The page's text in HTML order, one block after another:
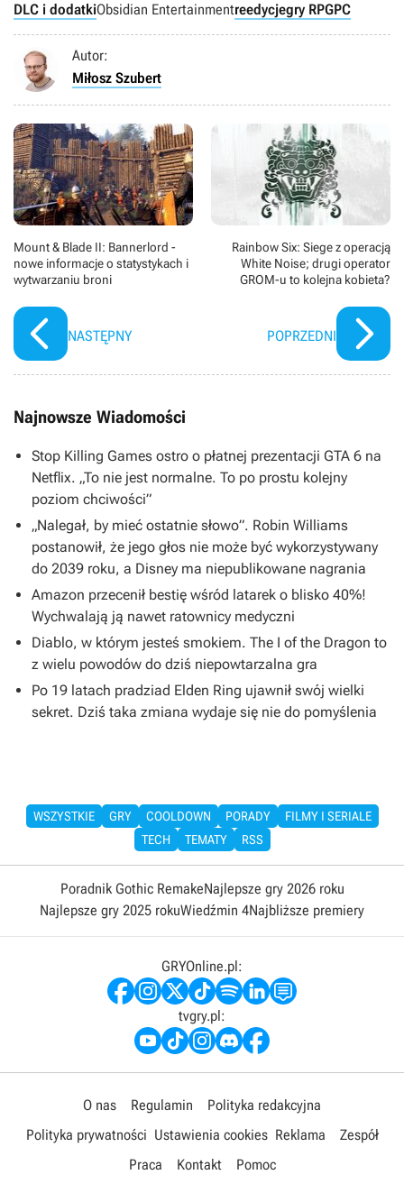
DLC i dodatkiObsidian Entertainmentreedycjegry RPGPC
Autor:
Miłosz Szubert
Mount & Blade II: Bannerlord -
nowe informacje o statystykach i
wytwarzaniu broni
NASTĘPNY
Rainbow Six: Siege z operacją
White Noise; drugi operator
GROM-u to kolejna kobieta?
POPRZEDNI
Najnowsze Wiadomości
Stop Killing Games ostro o płatnej prezentacji GTA 6 na
Netflix. „To nie jest normalne. To po prostu kolejny
poziom chciwości”
„Nalegał, by mieć ostatnie słowo”. Robin Williams
postanowił, że jego głos nie może być wykorzystywany
do 2039 roku, a Disney ma niepublikowane nagrania
Amazon przecenił bestię wśród latarek o blisko 40%!
Wychwalają ją nawet ratownicy medyczni
Diablo, w którym jesteś smokiem. The I of the Dragon to
z wielu powodów do dziś niepowtarzalna gra
Po 19 latach pradziad Elden Ring ujawnił swój wielki
sekret. Dziś taka zmiana wydaje się nie do pomyślenia
WSZYSTKIE GRY COOLDOWN PORADY
FILMY I SERIALE
TECH
TEMATY RSS
Poradnik Gothic RemakeNajlepsze gry 2026 roku
Najlepsze gry 2025 rokuWiedźmin 4Najbliższe premiery
GRYOnline.pl:
tvgry.pl:
O nas Regulamin
Polityka redakcyjna
Polityka prywatności Ustawienia cookies Reklama
Zespół
Praca
Kontakt Pomoc